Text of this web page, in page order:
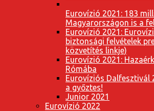
Eurovízió 2021: 183
Magyarországon is a
Eurovízió 2021:
biztonsági felvételek
közvetítés linkje)
Eurovízió 2021:
Rómába
Eurovíziós Dalfesztivál
a győztes!
Junior 2021
Eurovízió 2022